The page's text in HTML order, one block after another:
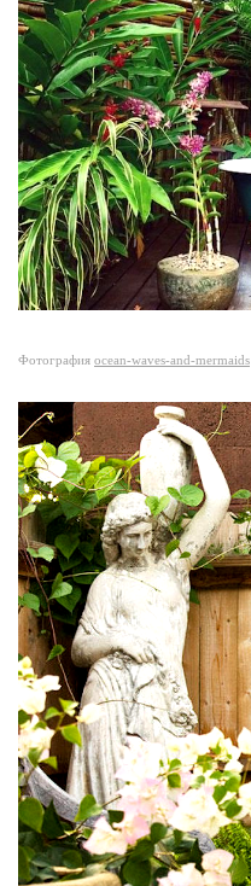
Фотография ocean-waves-and-mermaids